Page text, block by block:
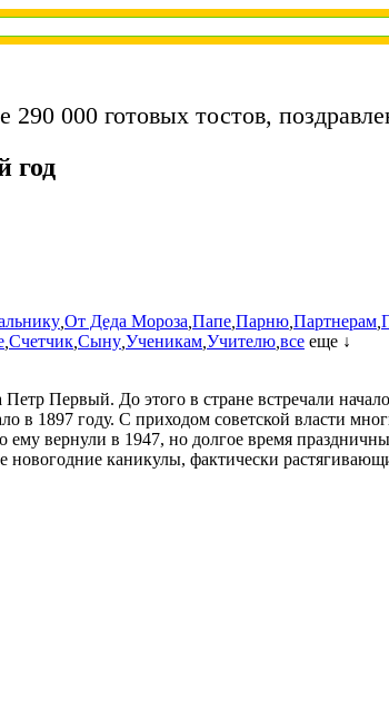
000 готовых тостов,
год
От Деда Мороза Папе Парню Партнерам
Счетчик Сыну Ученикам Учителю все еще ↓
Первый. До этого в стране встречали
в 1897 году. С приходом советской власти
вернули в 1947, но долгое время
новогодние каникулы, фактически